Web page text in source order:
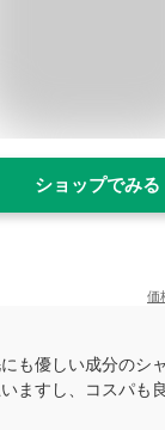
ショップでみる
価
も優しい成分のシ
ますし、コスパも